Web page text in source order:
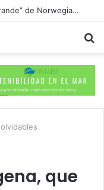
Cruceros 2026: Itinerarios más buscados y ofertas de reserva anticipada
que